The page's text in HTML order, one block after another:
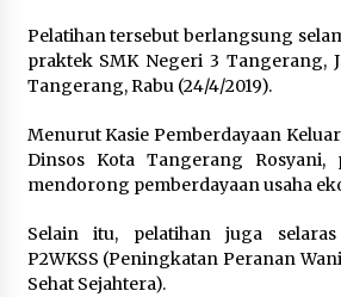
Inovasi Perahu
Pendirian
bagi Pelaku Usaha
9 Agustus 2026
Wagub Malut
Pendampingan
Gratis, Kakanwil:
Pelatihan tersebut berlangsung
praktek SMK Negeri 3 Tangerang,
Tangerang, Rabu (24/4/2019).
Menurut Kasie Pemberdayaan
Dinsos Kota Tangerang Rosyani,
mendorong pemberdayaan usaha
Selain itu, pelatihan juga
P2WKSS (Peningkatan Peranan
Sehat Sejahtera).